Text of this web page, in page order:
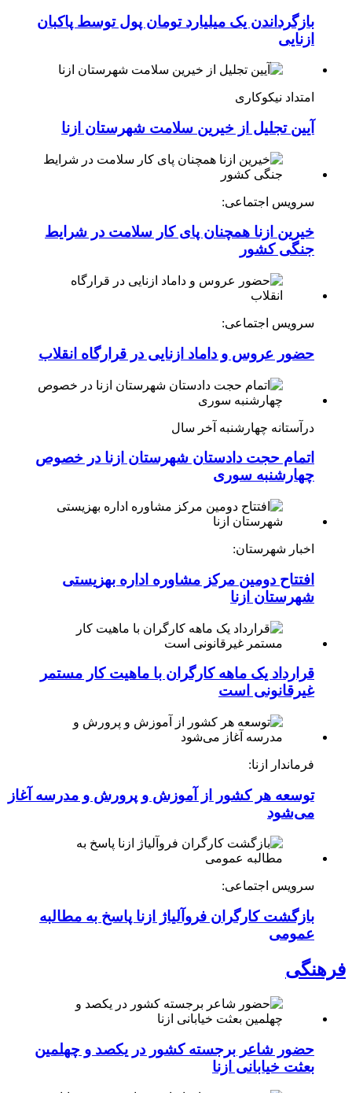
بازگرداندن یک میلیارد تومان پول توسط پاکبان
ازنایی
امتداد نیکوکاری
آیین تجلیل از خیرین سلامت شهرستان ازنا
سرویس اجتماعی:
خیرین ازنا همچنان پای کار سلامت در شرایط
جنگی کشور
سرویس اجتماعی:
حضور عروس و داماد ازنایی در قرارگاه انقلاب
درآستانه چهارشنبه آخر سال
اتمام حجت دادستان شهرستان ازنا در خصوص
چهارشنبه ‌سوری
اخبار شهرستان:
افتتاح دومین مرکز مشاوره اداره بهزیستی
شهرستان ازنا
قرارداد یک ماهه کارگران با ماهیت کار مستمر
غیرقانونی است
فرماندار ازنا:
توسعه هر کشور از آموزش و پرورش و مدرسه آغاز
می‌شود
سرویس اجتماعی:
بازگشت کارگران فروآلیاژ ازنا پاسخ به مطالبه
عمومی
فرهنگی
حضور شاعر برجسته کشور در یکصد و چهلمین
بعثت خیابانی ازنا